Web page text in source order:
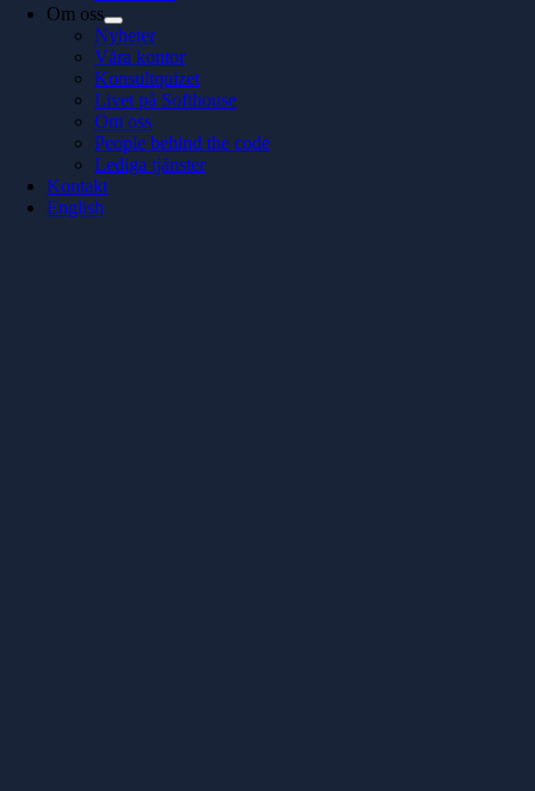
Om oss
Nyheter
Våra kontor
Konsultquizet
Livet på Softhouse
Om oss
People behind the code
Lediga tjänster
Kontakt
English